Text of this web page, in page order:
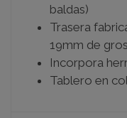
baldas)
Trasera
19mm de
Incorpora
Tablero en